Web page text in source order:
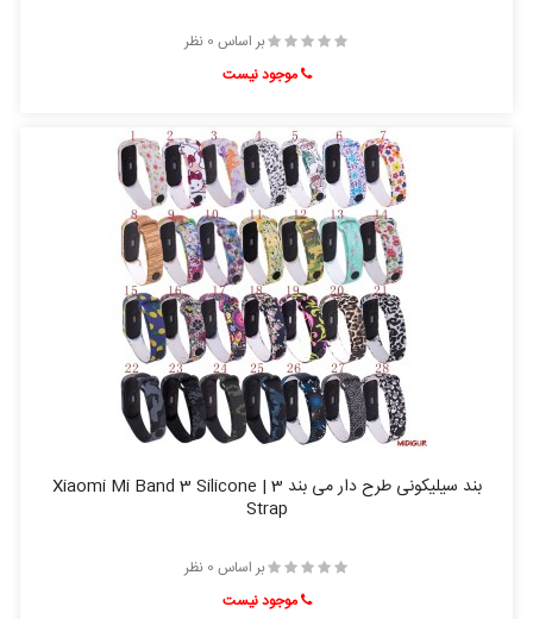
بر اساس 0 نظر
موجود نیست
بند سیلیکونی طرح دار می بند 3 | Xiaomi Mi Band 3 Silicone
Strap
بر اساس 0 نظر
موجود نیست